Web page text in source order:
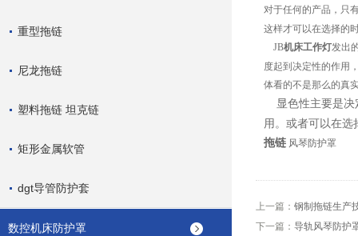
重型拖链
尼龙拖链
塑料拖链 坦克链
矩形金属软管
dgt导管防护套
数控机床防护罩
对于任何的产品，只
这样才可以在选择的
JB机床工作灯发出
度起到决定性的作用
体看的不是那么的真
显色性主要是决
用。或者可以在选
拖链 风琴防护罩
上一篇： 钢制拖链生产
下一篇： 导轨风琴防护